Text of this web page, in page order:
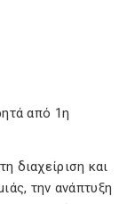
από 1η
διαχείριση και
την ανάπτυξη